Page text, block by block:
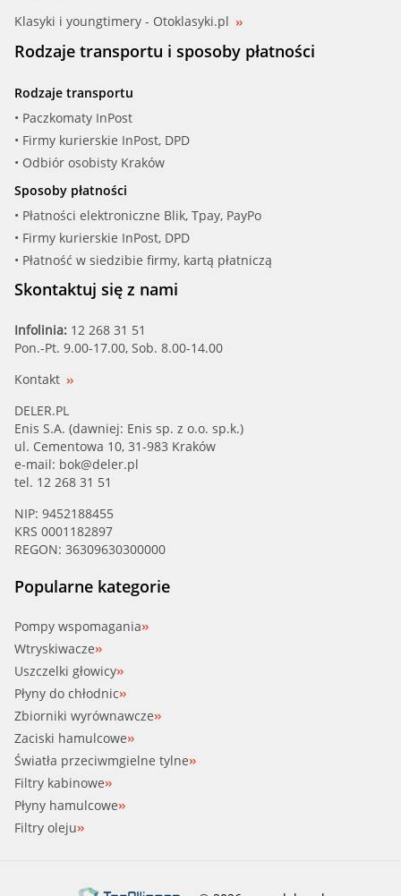
Klasyki i youngtimery - Otoklasyki.pl
Rodzaje transportu i sposoby płatności
Rodzaje transportu
• Paczkomaty InPost
• Firmy kurierskie InPost, DPD
• Odbiór osobisty Kraków
Sposoby płatności
• Płatności elektroniczne Blik, Tpay, PayPo
• Firmy kurierskie InPost, DPD
• Płatność w siedzibie firmy, kartą płatniczą
Skontaktuj się z nami
Infolinia: 12 268 31 51
Pon.-Pt. 9.00-17.00, Sob. 8.00-14.00
Kontakt
DELER.PL
Enis S.A. (dawniej: Enis sp. z o.o. sp.k.)
ul. Cementowa 10, 31-983 Kraków
e-mail: bok@deler.pl
tel. 12 268 31 51
NIP: 9452188455
KRS 0001182897
REGON: 36309630300000
Popularne kategorie
Pompy wspomagania
Wtryskiwacze
Uszczelki głowicy
Płyny do chłodnic
Zbiorniki wyrównawcze
Zaciski hamulcowe
Światła przeciwmgielne tylne
Filtry kabinowe
Płyny hamulcowe
Filtry oleju